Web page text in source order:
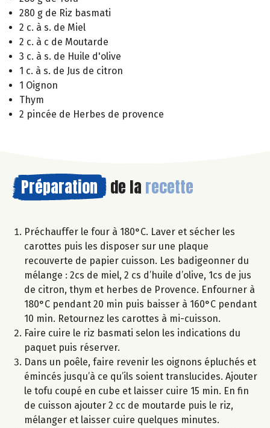
280 g de Riz basmati
2 c. à s. de Miel
2 c. à c de Moutarde
3 c. à s. de Huile d'olive
1 c. à s. de Jus de citron
1 Oignon
Thym
2 pincée de Herbes de provence
Préparation de la recette
Préchauffer le four à 180°C. Laver et sécher les
carottes puis les disposer sur une plaque
recouverte de papier cuisson. Les badigeonner du
mélange : 2cs de miel, 2 cs d’huile d’olive, 1cs de jus
de citron, thym et herbes de Provence. Enfourner à
180°C pendant 20 min puis baisser à 160°C pendant
10 min. Retournez les carottes à mi-cuisson.
Faire cuire le riz basmati selon les indications du
paquet puis réserver.
Dans un poêle, faire revenir les oignons épluchés et
émincés jusqu’à ce qu’ils soient translucides. Ajouter
le tofu coupé en cube et laisser cuire 15 min. En fin
de cuisson ajouter 2 cc de moutarde puis le riz,
mélanger et laisser cuire quelques minutes.